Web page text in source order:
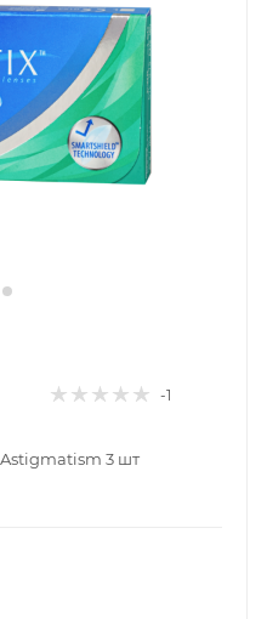
-1
3 шт